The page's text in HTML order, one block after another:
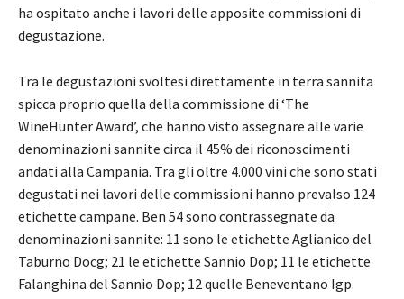
ha ospitato anche i lavori delle apposite commissioni di
degustazione.
Tra le degustazioni svoltesi direttamente in terra sannita
spicca proprio quella della commissione di ‘The
WineHunter Award’, che hanno visto assegnare alle varie
denominazioni sannite circa il 45% dei riconoscimenti
andati alla Campania. Tra gli oltre 4.000 vini che sono stati
degustati nei lavori delle commissioni hanno prevalso 124
etichette campane. Ben 54 sono contrassegnate da
denominazioni sannite: 11 sono le etichette Aglianico del
Taburno Docg; 21 le etichette Sannio Dop; 11 le etichette
Falanghina del Sannio Dop; 12 quelle Beneventano Igp.